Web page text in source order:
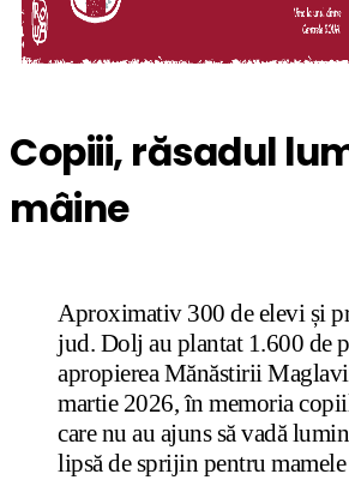
Copiii, răsadul
mâine
Aproximativ 300 de elevi și
jud. Dolj au plantat 1.600 de
apropierea Mănăstirii
martie 2026, în memoria
care nu au ajuns să vadă
lipsă de sprijin pentru